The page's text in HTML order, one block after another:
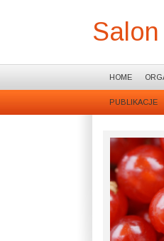
HOME
PUBLIKACJE